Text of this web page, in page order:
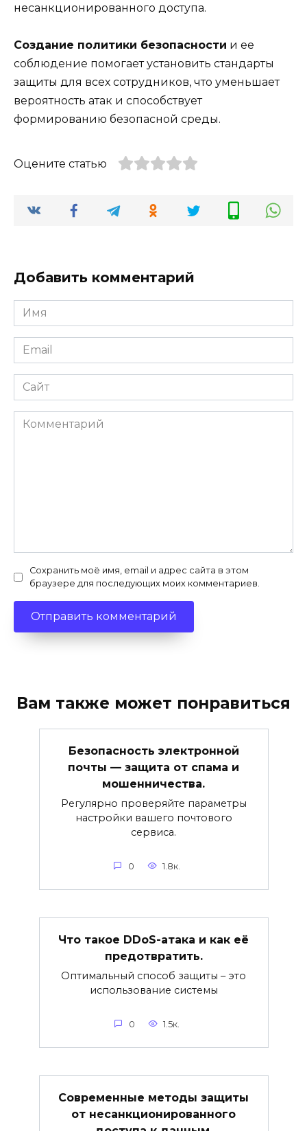
несанкционированного доступа.
Создание политики безопасности и ее
соблюдение помогает установить стандарты
защиты для всех сотрудников, что уменьшает
вероятность атак и способствует
формированию безопасной среды.
Оцените статью
Добавить комментарий
Имя
*
Email
*
Сайт
Комментарий
Сохранить моё имя, email и адрес сайта в этом
браузере для последующих моих комментариев.
Вам также может понравиться
Безопасность электронной
почты — защита от спама и
мошенничества.
Регулярно проверяйте параметры
настройки вашего почтового
сервиса.
0 1.8к.
Что такое DDoS-атака и как её
предотвратить.
Оптимальный способ защиты – это
использование системы
0 1.5к.
Современные методы защиты
от несанкционированного